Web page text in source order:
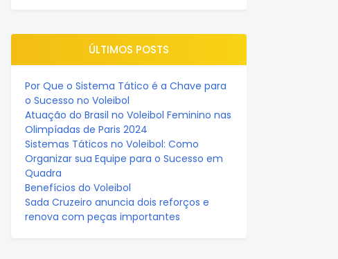
ÚLTIMOS POSTS
Por Que o Sistema Tático é a Chave para
o Sucesso no Voleibol
Atuação do Brasil no Voleibol Feminino nas
Olimpíadas de Paris 2024
Sistemas Táticos no Voleibol: Como
Organizar sua Equipe para o Sucesso em
Quadra
Benefícios do Voleibol
Sada Cruzeiro anuncia dois reforços e
renova com peças importantes